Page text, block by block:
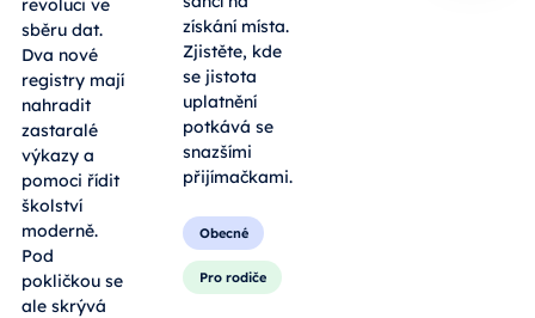
revoluci ve
sběru dat.
Dva nové
registry mají
nahradit
zastaralé
výkazy a
pomoci řídit
školství
moderně.
Pod
pokličkou se
ale skrývá
získání místa.
Zjistěte, kde
se jistota
uplatnění
potkává se
snazšími
přijímačkami.
Obecné
Pro rodiče